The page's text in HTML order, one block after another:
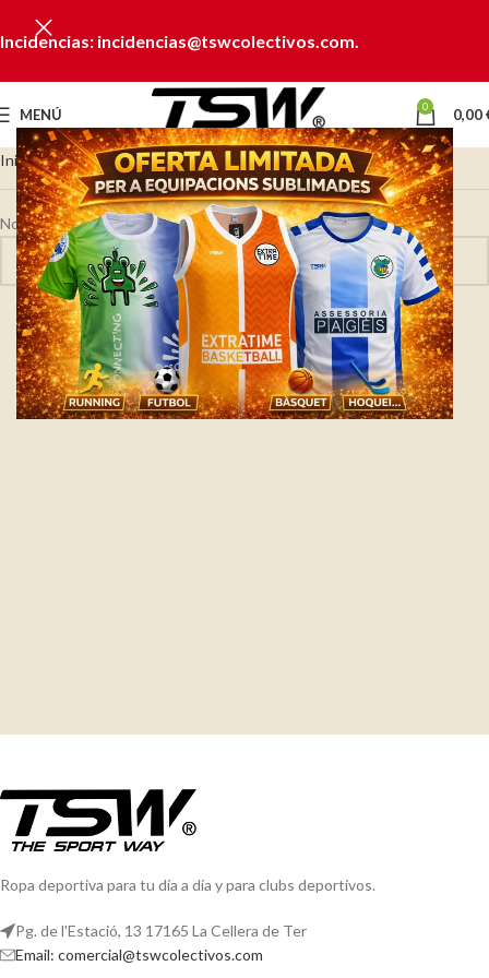
Incidencias: incidencias@tswcolectivos.com.
MENÚ 0 0,00
Inicio U.E. FIGUERES
No se han encontrado productos que coincidan con tu selección.
Ropa deportiva para tu día a día y para clubs deportivos.
Pg. de l'Estació, 13 17165 La Cellera de Ter
Email: comercial@tswcolectivos.com